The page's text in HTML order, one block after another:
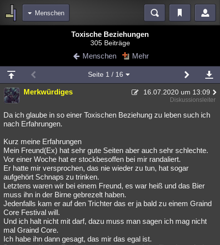
Menschen
Blogs Videos
Chat Wiki Neuigkeiten
meine Rubriken
Menschen Wissenschaft Mystery Kriminalfälle
Spiritualität Verschwörungen Technologie Ufologie
weitere Rubriken
Philosophie Träume Orte Esoterik Literatur
Astronomie Helpdesk Gruppen Gaming Filme
Musik Clash Verbesserungen Allmystery English
Übersichten
Besucht Teilgenommen
Toxische Beziehungen
305 Beiträge
Menschen Mehr
Seite 1 / 16
Merkwürdiges 16.07.2020 um 13:09
Diskussionsleiter
Da ich glaube in so einer Toxischen Beziehung zu leben such ich
nach Erfahrungen.
Kurz meine Erfahrungen
Mein Freund(Ex) hat sehr gute Seiten aber auch sehr schlechte.
Vor einer Woche hat er stockbesoffen bei mir randaliert.
Er hatte mir versprochen, das nie wieder zu tun, hat sogar
aufgehört Schnaps zu trinken.
Letztens waren wir bei einem Freund, es war heiß und das Bier
muss ihn in der Birne gebrezelt haben.
Jedenfalls kam er auf den Trichter das er ja bald zu einem Graind
Core Festival will.
Und ich halt nicht mit darf, dazu muss man sagen ich mag nicht
mal Graind Core.
Ich habe ihn dann gesagt, das mir das egal ist.